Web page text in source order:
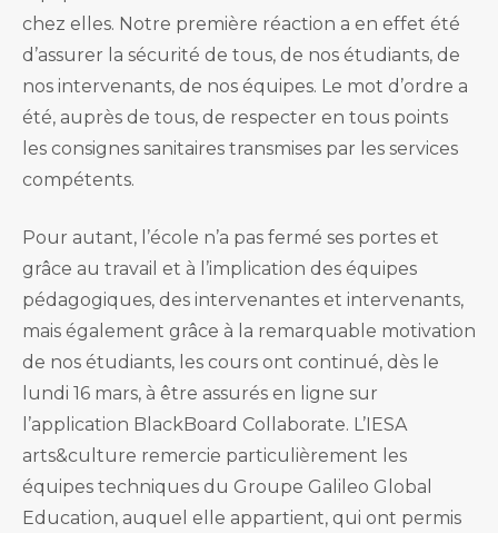
chez elles. Notre première réaction a en effet été
d’assurer la sécurité de tous, de nos étudiants, de
nos intervenants, de nos équipes. Le mot d’ordre a
été, auprès de tous, de respecter en tous points
les consignes sanitaires transmises par les services
compétents.
Pour autant, l’école n’a pas fermé ses portes et
grâce au travail et à l’implication des équipes
pédagogiques, des intervenantes et intervenants,
mais également grâce à la remarquable motivation
de nos étudiants, les cours ont continué, dès le
lundi 16 mars, à être assurés en ligne sur
l’application BlackBoard Collaborate. L’IESA
arts&culture remercie particulièrement les
équipes techniques du Groupe Galileo Global
Education, auquel elle appartient, qui ont permis